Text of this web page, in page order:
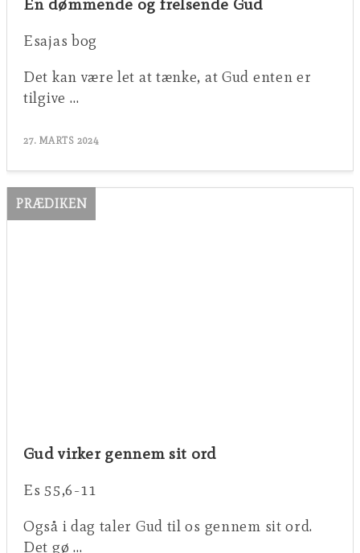
En dømmende og frelsende Gud
Esajas bog
Det kan være let at tænke, at Gud enten er
tilgive …
27. MARTS 2024
PRÆDIKEN
Gud virker gennem sit ord
Es 55,6-11
Også i dag taler Gud til os gennem sit ord.
Det gø …